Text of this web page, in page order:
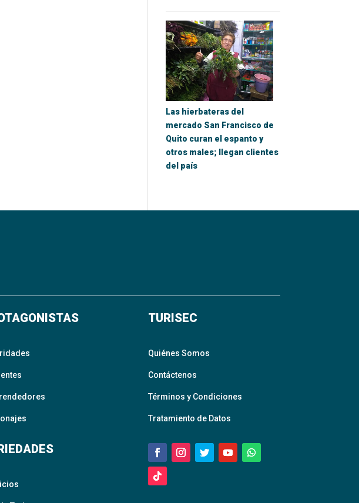
Las hierbateras del
mercado San Francisco de
Quito curan el espanto y
otros males; llegan clientes
del país
TURISEC
Quiénes Somos
Contáctenos
Términos y Condiciones
Tratamiento de Datos